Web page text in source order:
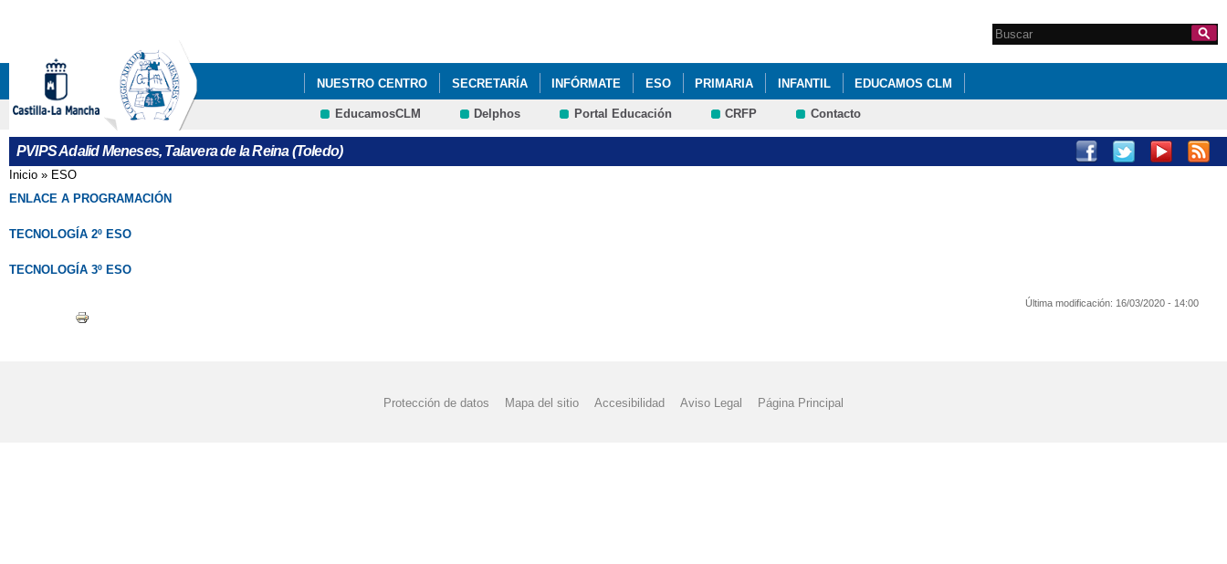
Formulario de
Search this site
NUESTRO CENTRO SECRETARÍA INFÓRMATE ESO PRIMARIA INFANTIL EDUCAMOS CLM
EducamosCLM Delphos Portal Educación CRFP Contacto
PVIPS Adalid Meneses, Talavera de la Reina (Toledo)
Se encuentra usted aquí
Inicio » ESO
ENLACE A PROGRAMACIÓN
TECNOLOGÍA 2º ESO
TECNOLOGÍA 3º ESO
Última modificación: 16/03/2020 - 14:00
Protección de datos Mapa del sitio Accesibilidad Aviso Legal Página Principal